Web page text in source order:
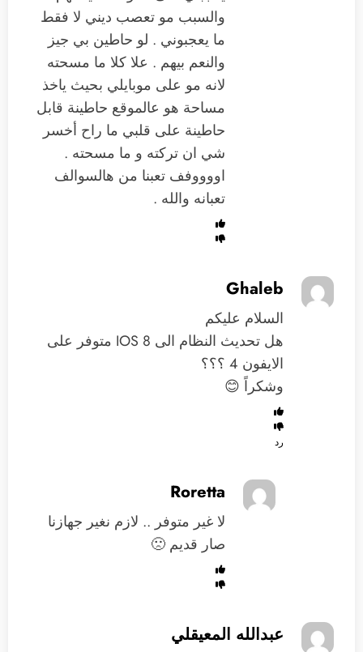
والسبب مو تعصب ديني لا فقط
ما يعجبوني . لو حاطين بي جيز
والنعم بيهم . علا كلا ما مسحته
لانه مو على موبايلي بحيث ياخذ
مساحة هو عالموقع حاطينة قابل
حاطينة على قلبي ما راح أخسر
شي ان تركته و ما مسحته .
اووووفف تعبنا من هالسوالف
تعبانه والله .
Ghaleb
السلام عليكم
هل تحديث النظام الى IOS 8 متوفر على
الايفون 4 ؟؟؟
وشكراً 😊
رد
Roretta
لا غير متوفر .. لازم نغير جهازنا
صار قديم 🙁
عبدالله المعيقلي